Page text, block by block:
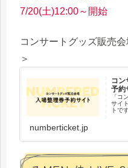
7/20(土)12:00～開始
コンサートグッズ販売
＞
コ
予約
「コ
サイ
トで
numberticket.jp